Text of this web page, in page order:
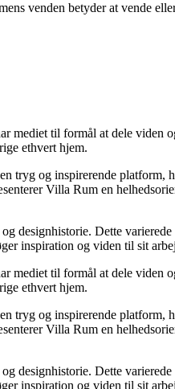
venden betyder at vende
mediet til formål at dele viden
ethvert hjem.
tryg og inspirerende platform,
Villa Rum en
designhistorie. Dette
inspiration og viden til sit
mediet til formål at dele viden
ethvert hjem.
tryg og inspirerende platform,
Villa Rum en
designhistorie. Dette
inspiration og viden til sit